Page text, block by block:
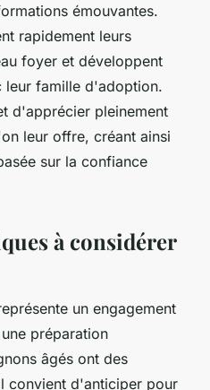
émouvantes.
rapidement leurs
foyer et développent
leur famille d'adoption.
d'apprécier pleinement
leur offre, créant ainsi
sur la confiance
à considérer
un engagement
préparation
âgés ont des
convient d'anticiper pour